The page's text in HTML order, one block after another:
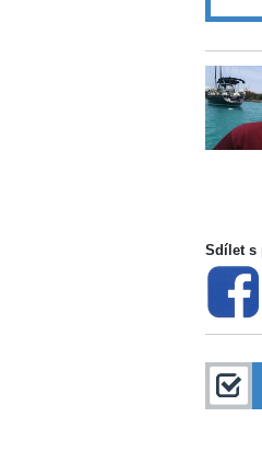
Sdílet s